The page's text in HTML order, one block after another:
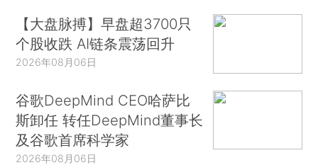
【大盘脉搏】早盘超3700只
个股收跌 AI链条震荡回升
2026年08月06日
谷歌DeepMind CEO哈萨比
斯卸任 转任DeepMind董事长
及谷歌首席科学家
2026年08月06日